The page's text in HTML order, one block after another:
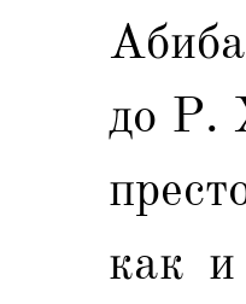
до Р.
как